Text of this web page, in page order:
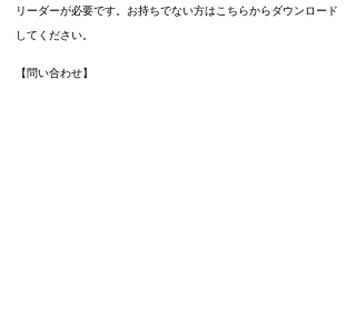
リーダーが必要です。お持ちでない方はこちらからダウンロード
してください。
【問い合わせ】